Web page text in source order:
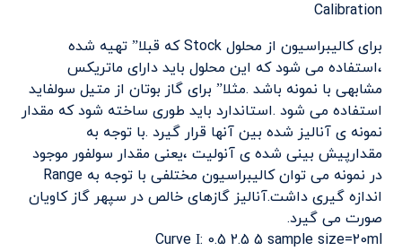
Calibration
برای کالیبراسیون از محلول Stock که قبلا” تهیه شده
،استفاده می شود که این محلول باید دارای ماتریکس
مشابهی با نمونه باشد .مثلا” برای گاز بوتان از متیل سولفاید
استفاده می شود .استاندارد باید طوری ساخته شود که مقدار
نمونه ی آنالیز شده بین آنها قرار گیرد .با توجه به
مقدارپیش بینی شده ی آنولیت ،یعنی مقدار سولفور موجود
در نمونه می توان کالیبراسیون مختلفی با توجه به Range
اندازه گیری داشت.آنالیز گازهای خالص در سپهر گاز کاویان
صورت می گیرد.
Curve Ι: 0.5 2.5 5 sample size=20ml